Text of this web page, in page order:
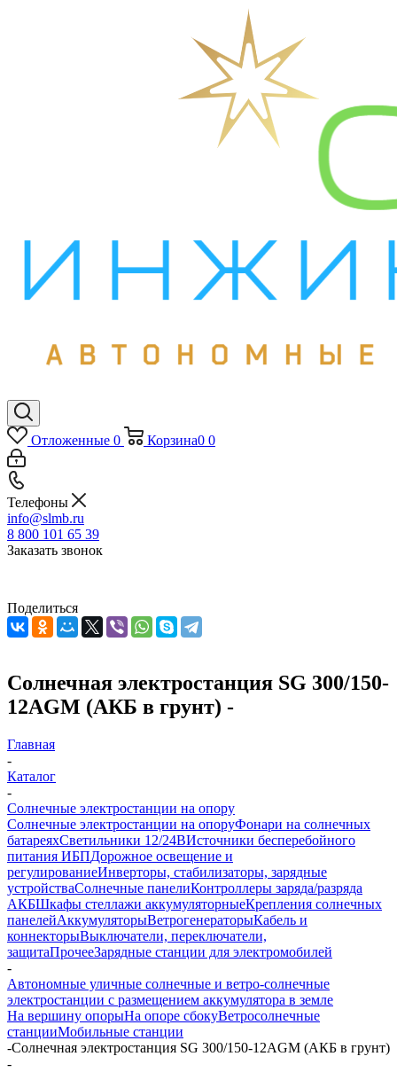
Отложенные 0 Корзина0 0
Телефоны
info@slmb.ru
8 800 101 65 39
Заказать звонок
Поделиться
Солнечная электростанция SG 300/150-
12AGM (АКБ в грунт) -
Главная
-
Каталог
-
Солнечные электростанции на опору
Солнечные электростанции на опоруФонари на солнечных
батареяхСветильники 12/24ВИсточники бесперебойного
питания ИБПДорожное освещение и
регулированиеИнверторы, стабилизаторы, зарядные
устройстваСолнечные панелиКонтроллеры заряда/разряда
АКБШкафы стеллажи аккумуляторныеКрепления солнечных
панелейАккумуляторыВетрогенераторыКабель и
коннекторыВыключатели, переключатели,
защитаПрочееЗарядные станции для электромобилей
-
Автономные уличные солнечные и ветро-солнечные
электростанции с размещением аккумулятора в земле
На вершину опорыНа опоре сбокуВетросолнечные
станцииМобильные станции
-Солнечная электростанция SG 300/150-12AGM (АКБ в грунт)
-